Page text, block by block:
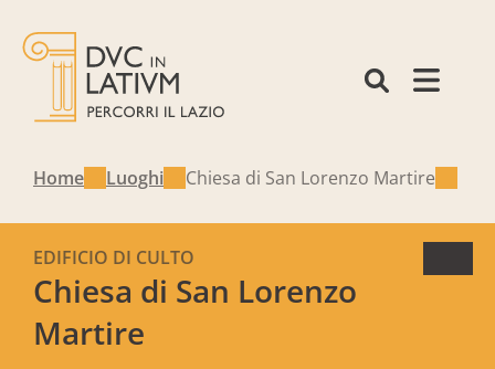
Home Luoghi Chiesa di San Lorenzo Martire
Chiesa di San Lorenzo
Martire
EDIFICIO DI CULTO